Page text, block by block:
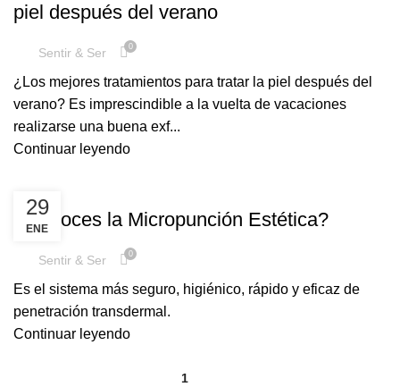
piel después del verano
Sentir & Ser 0
¿Los mejores tratamientos para tratar la piel después del
verano? Es imprescindible a la vuelta de vacaciones
realizarse una buena exf...
Continuar leyendo
29
ENE
¿Conoces la Micropunción Estética?
Sentir & Ser 0
Es el sistema más seguro, higiénico, rápido y eficaz de
penetración transdermal.
Continuar leyendo
1